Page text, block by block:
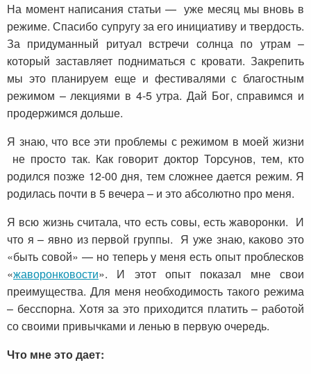
На момент написания статьи — уже месяц мы вновь в
режиме. Спасибо супругу за его инициативу и твердость.
За придуманный ритуал встречи солнца по утрам –
который заставляет подниматься с кровати. Закрепить
мы это планируем еще и фестивалями с благостным
режимом – лекциями в 4-5 утра. Дай Бог, справимся и
продержимся дольше.
Я знаю, что все эти проблемы с режимом в моей жизни
не просто так. Как говорит доктор Торсунов, тем, кто
родился позже 12-00 дня, тем сложнее дается режим. Я
родилась почти в 5 вечера – и это абсолютно про меня.
Я всю жизнь считала, что есть совы, есть жаворонки. И
что я – явно из первой группы. Я уже знаю, каково это
«быть совой» — но теперь у меня есть опыт проблесков
«жаворонковости». И этот опыт показал мне свои
преимущества. Для меня необходимость такого режима
– бесспорна. Хотя за это приходится платить – работой
со своими привычками и ленью в первую очередь.
Что мне это дает: